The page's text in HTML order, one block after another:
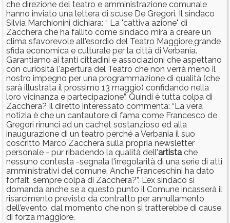
che direzione del teatro e amministrazione comunale
hanno inviato una lettera di scuse De Gregori. Il sindaco
Silvia Marchionini dichiara: “ La "cattiva azione" di
Zacchera che ha fallito come sindaco mira a creare un
clima sfavorevole all'esordio del Teatro Maggiore,grande
sfida economica e culturale per la città di Verbania.
Garantiamo ai tanti cittadini e associazioni che aspettano
con curiosità l'apertura del Teatro che non verrà meno il
nostro impegno per una programmazione di qualità (che
sarà illustrata il prossimo 13 maggio) confidando nella
loro vicinanza e partecipazione”. Quindi è tutta colpa di
Zacchera? Il diretto interessato commenta: “La vera
notizia è che un cantautore di fama come Francesco de
Gregori rinunci ad un cachet sostanzioso ed alla
inaugurazione di un teatro perché a Verbania il suo
coscritto Marco Zacchera sulla propria newsletter
personale - pur ribadendo la qualità dell'artista che
nessuno contesta -segnala l'irregolarità di una serie di atti
amministrativi del comune. Anche Franceschini ha dato
forfait, sempre colpa di Zacchera?”. L’ex sindaco si
domanda anche se a questo punto il Comune incasserà il
risarcimento previsto da contratto per annullamento
dell’evento, dal momento che non si tratterebbe di cause
di forza maggiore.